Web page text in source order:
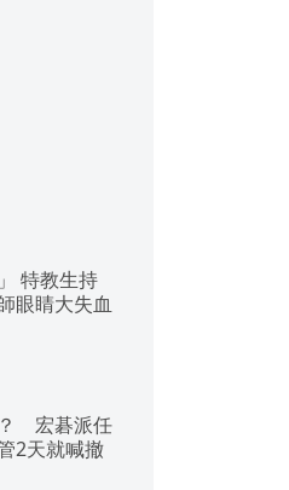
眼睛大失血
宏碁派任
2天就喊撤